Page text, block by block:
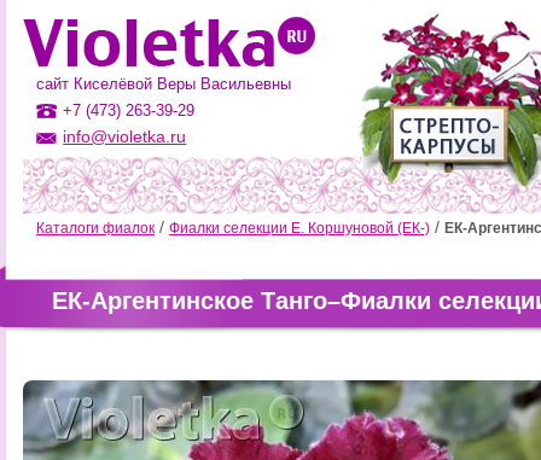
сайт Киселёвой Веры Васильевны
+7 (473) 263-39-29
info@violetka.ru
Каталоги фиалок Фиалки селекции Е. Коршуновой (ЕК-) ЕК-
ЕК-Аргентинское Танго–Фиалки